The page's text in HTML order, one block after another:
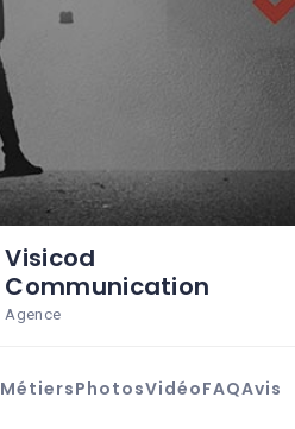
Visicod
Communication
Agence
MétiersPhotosVidéoFAQAvis